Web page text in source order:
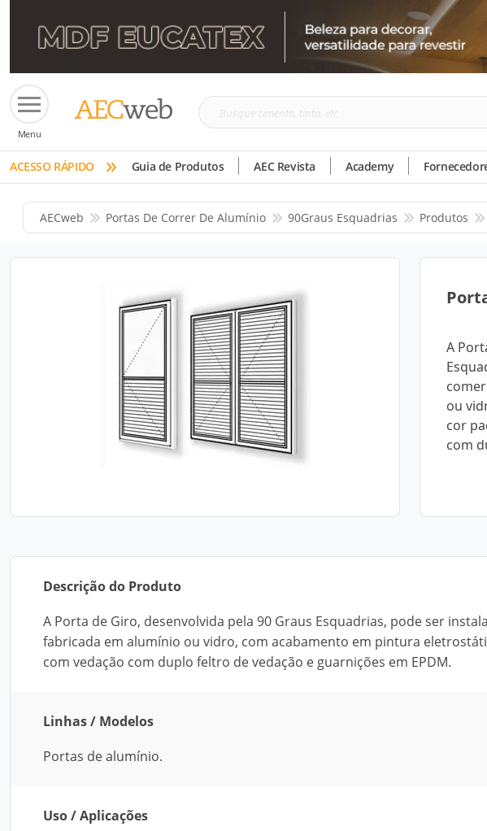
Menu
Busque
tinta,
etc
ACESSO RÁPIDO » Guia de Produtos AEC Revista Academy
AECweb Portas De Correr De Alumínio 90Graus Esquadrias Produtos
A
ou
cor
com
Descrição do Produto
A Porta de Giro, desenvolvida pela 90 Graus Esquadrias, pode ser
fabricada em alumínio ou vidro, com acabamento em pintura
com vedação com duplo feltro de vedação e guarnições em EPDM.
Linhas / Modelos
Portas de alumínio.
Uso / Aplicações